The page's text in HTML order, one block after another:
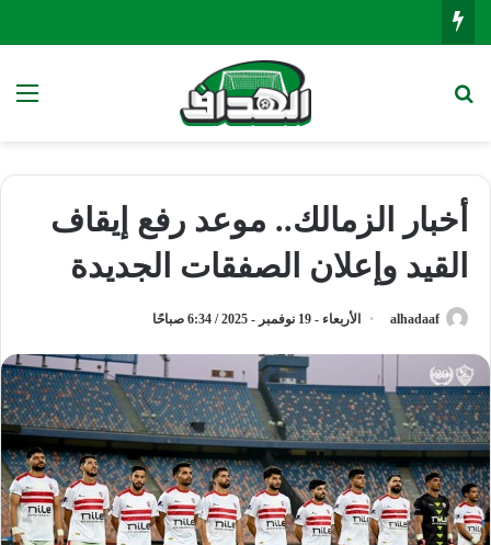
أخبار الزمالك.. موعد رفع إيقاف
القيد وإعلان الصفقات الجديدة
alhadaaf الأربعاء - 19 نوفمبر - 2025 / 6:34 صباحًا